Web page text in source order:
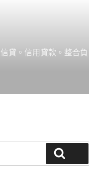
貸。信用貸款。整合負